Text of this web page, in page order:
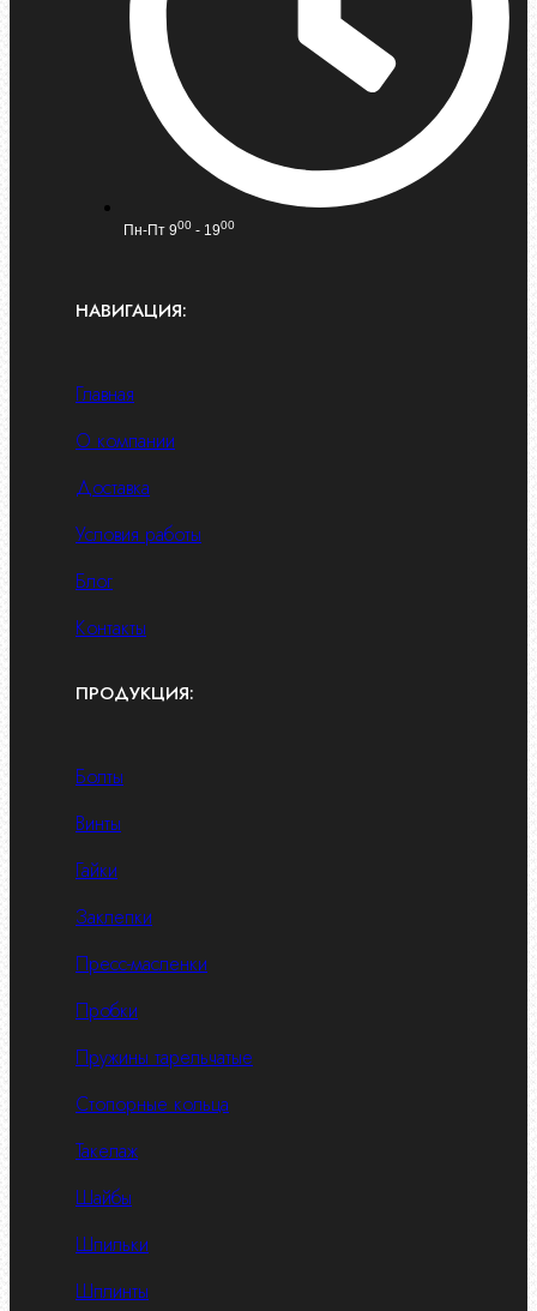
Пн-Пт 900 - 1900
НАВИГАЦИЯ:
Главная
О компании
Доставка
Условия работы
Блог
Контакты
ПРОДУКЦИЯ:
Болты
Винты
Гайки
Заклепки
Пресс-масленки
Пробки
Пружины тарельчатые
Стопорные кольца
Такелаж
Шайбы
Шпильки
Шплинты